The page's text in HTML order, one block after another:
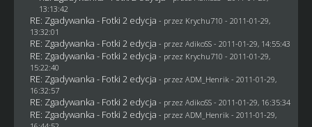
13:13:42
RE: Zgadywanka - Fotki 2 edycja - przez Krychu710 - 2011-01-29,
13:32:01
RE: Zgadywanka - Fotki 2 edycja - przez AdikoSS - 2011-01-29, 14:55:43
RE: Zgadywanka - Fotki 2 edycja - przez Krychu710 - 2011-01-29,
15:22:40
RE: Zgadywanka - Fotki 2 edycja - przez ADM_Henrik - 2011-01-29,
16:32:57
RE: Zgadywanka - Fotki 2 edycja - przez AdikoSS - 2011-01-29, 16:35:34
RE: Zgadywanka - Fotki 2 edycja - przez ADM_Henrik - 2011-01-29,